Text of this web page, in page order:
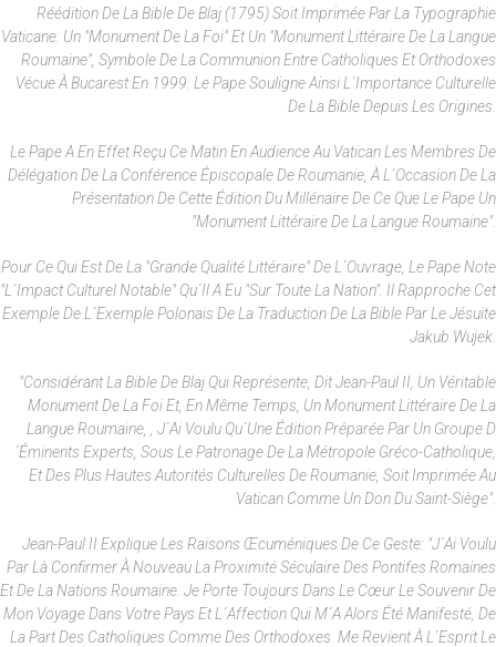
Réédition De La Bible De Blaj (1795) Soit Imprimée Par La Typographie
Vaticane: Un "monument De La Foi" Et Un "monument Littéraire De La Langue
Roumaine", Symbole De La Communion Entre Catholiques Et Orthodoxes
Vécue À Bucarest En 1999. Le Pape Souligne Ainsi L´importance Culturelle
De La Bible Depuis Les Origines.
Le Pape A En Effet Reçu Ce Matin En Audience Au Vatican Les Membres De
Délégation De La Conférence Épiscopale De Roumanie, À L´occasion De La
Présentation De Cette Édition Du Millénaire De Ce Que Le Pape Un
"monument Littéraire De La Langue Roumaine".
Pour Ce Qui Est De La "grande Qualité Littéraire" De L´ouvrage, Le Pape Note
"l´impact Culturel Notable" Qu´il A Eu "sur Toute La Nation". Il Rapproche Cet
Exemple De L´exemple Polonais De La Traduction De La Bible Par Le Jésuite
Jakub Wujek.
"Considérant La Bible De Blaj Qui Représente, Dit Jean-Paul II, Un Véritable
Monument De La Foi Et, En Même Temps, Un Monument Littéraire De La
Langue Roumaine, , J´ai Voulu Qu´une Édition Préparée Par Un Groupe D
´éminents Experts, Sous Le Patronage De La Métropole Gréco-Catholique,
Et Des Plus Hautes Autorités Culturelles De Roumanie, Soit Imprimée Au
Vatican Comme Un Don Du Saint-Siège".
Jean-Paul II Explique Les Raisons Œcuméniques De Ce Geste: "J´ai Voulu
Par Là Confirmer À Nouveau La Proximité Séculaire Des Pontifes Romaines
Et De La Nations Roumaine. Je Porte Toujours Dans Le Cœur Le Souvenir De
Mon Voyage Dans Votre Pays Et L´affection Qui M´a Alors Été Manifesté, De
La Part Des Catholiques Comme Des Orthodoxes. Me Revient À L´esprit Le